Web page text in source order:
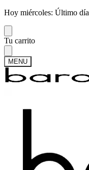
Hoy miércoles: Último
Skip
to
navigation
Skip
to
content
Tu carrito
MENU
Mi cuenta